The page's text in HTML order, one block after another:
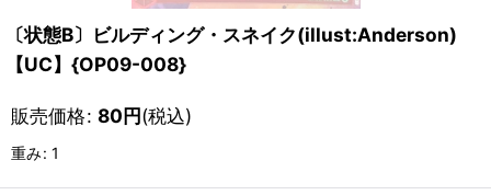
〔状態B〕ビルディング・スネイク(illust:Anderson)
【UC】{OP09-008}
販売価格: 80円(税込)
重み: 1